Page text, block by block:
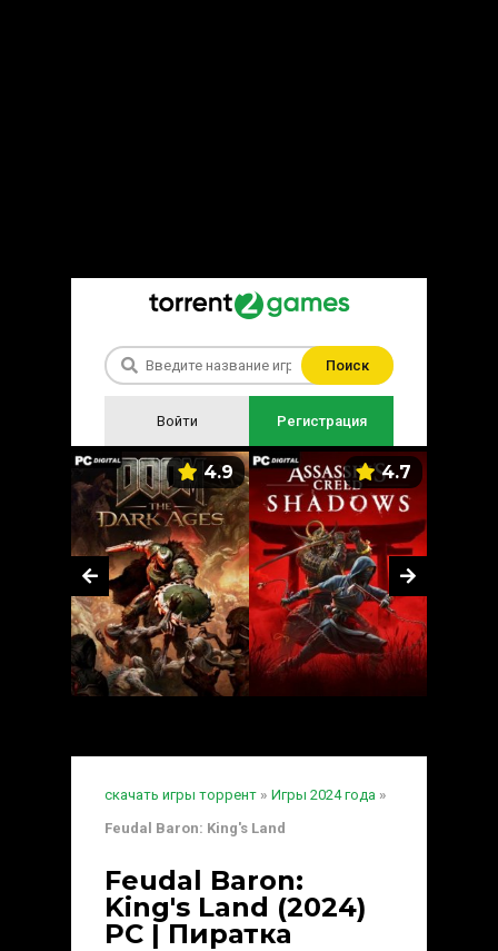
Поиск
Войти Регистрация
4.9 4.7
скачать игры торрент » Игры 2024 года »
Feudal Baron: King's Land
Feudal Baron:
King's Land (2024)
PC | Пиратка